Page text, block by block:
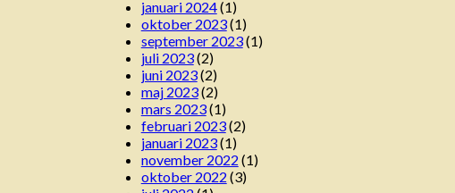
januari 2024(1)
oktober 2023(1)
september 2023(1)
juli 2023(2)
juni 2023(2)
maj 2023(2)
mars 2023(1)
februari 2023(2)
januari 2023(1)
november 2022 (1)
oktober 2022 (3)